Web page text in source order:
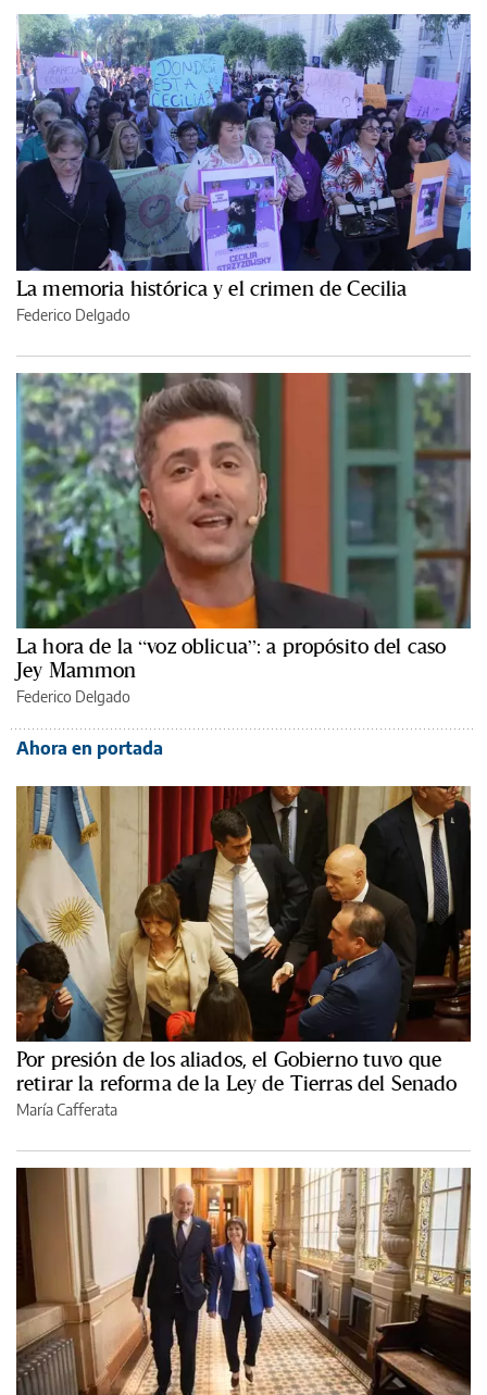
La memoria histórica y el crimen de Cecilia
Federico Delgado
La hora de la “voz oblicua”: a propósito del caso
Jey Mammon
Federico Delgado
Ahora en portada
Por presión de los aliados, el Gobierno tuvo que
retirar la reforma de la Ley de Tierras del Senado
María Cafferata